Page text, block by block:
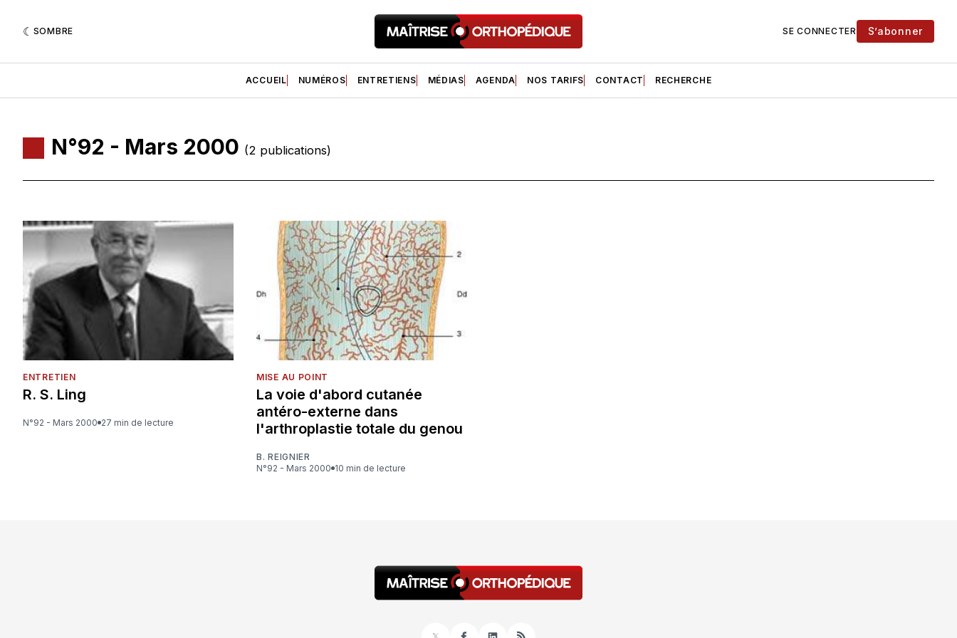
SOMBRE SE CONNECTER S’abonner
ACCUEIL NUMÉROS ENTRETIENS MÉDIAS AGENDA NOS TARIFS CONTACT RECHERCHE
N°92 - Mars 2000 (2 publications)
ENTRETIEN
R. S. Ling
N°92 - Mars 2000 27 min de lecture
MISE AU POINT
La voie d'abord cutanée
antéro-externe dans
l'arthroplastie totale du genou
B. REIGNIER
N°92 - Mars 2000
10 min de lecture